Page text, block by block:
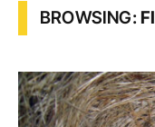
BROWSING: